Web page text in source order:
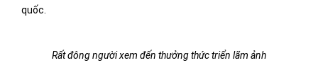
quốc.
Rất đông người xem đến thưởng thức triển lãm ảnh